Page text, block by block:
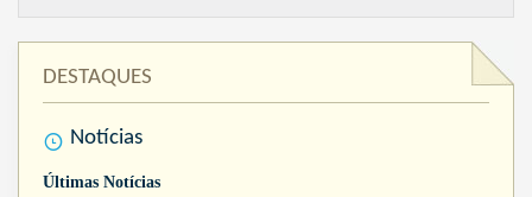
DESTAQUES
Notícias
Últimas Notícias